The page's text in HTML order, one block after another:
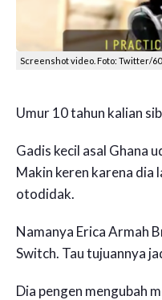
Screenshot video. Foto: Twitter/
Umur 10 tahun kalian
Gadis kecil asal Ghana
Makin keren karena dia
otodidak.
Namanya Erica Armah
Switch. Tau tujuannya
Dia pengen mengubah